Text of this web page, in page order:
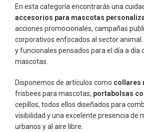
En esta categoría encontrarás una
accesorios para mascotas
acciones promocionales, campañas
corporativos enfocados al sector
y funcionales pensados para el día a día
mascotas.
Disponemos de artículos como collares
frisbees para mascotas, portabolsas
cepillos, todos ellos diseñados para
visibilidad y una excelente presencia de
urbanos y al aire libre.